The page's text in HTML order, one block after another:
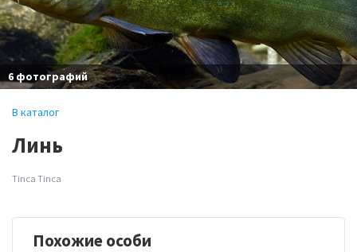
6 фотографий
В каталог
Линь
Tinca Tinca
Похожие особи